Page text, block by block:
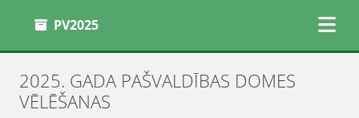
PV2025
2025. GADA PAŠVALDĪBAS DOMES
VĒLĒŠANAS